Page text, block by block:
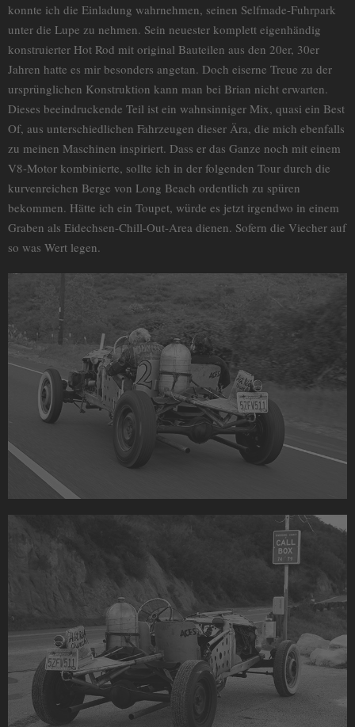
konnte ich die Einladung wahrnehmen, seinen Selfmade-Fuhrpark
unter die Lupe zu nehmen. Sein neuester komplett eigenhändig
konstruierter Hot Rod mit original Bauteilen aus den 20er, 30er
Jahren hatte es mir besonders angetan. Doch eiserne Treue zu der
ursprünglichen Konstruktion kann man bei Brian nicht erwarten.
Dieses beeindruckende Teil ist ein wahnsinniger Mix, quasi ein Best
Of, aus unterschiedlichen Fahrzeugen dieser Ära, die mich ebenfalls
zu meinen Maschinen inspiriert. Dass er das Ganze noch mit einem
V8-Motor kombinierte, sollte ich in der folgenden Tour durch die
kurvenreichen Berge von Long Beach ordentlich zu spüren
bekommen. Hätte ich ein Toupet, würde es jetzt irgendwo in einem
Graben als Eidechsen-Chill-Out-Area dienen. Sofern die Viecher auf
so was Wert legen.